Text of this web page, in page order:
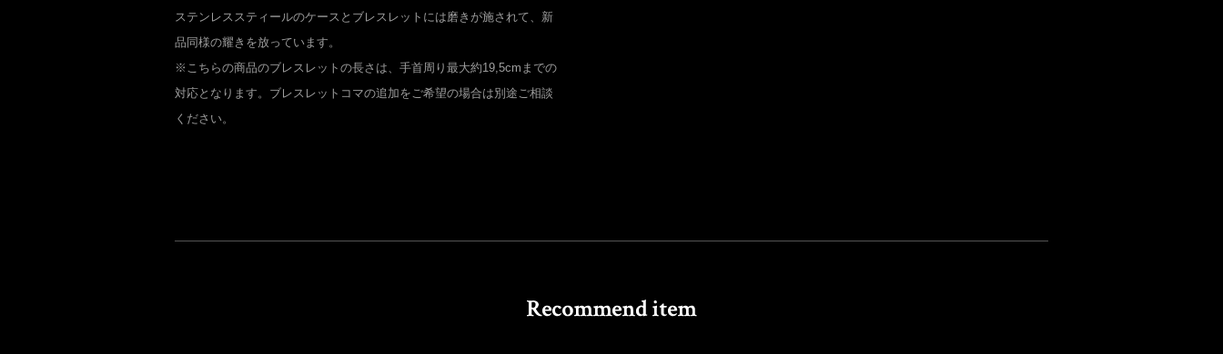
ステンレススティールのケースとブレスレットには磨きが施されて、新
品同様の耀きを放っています。
※こちらの商品のブレスレットの長さは、手首周り最大約19,5cmまでの
対応となります。ブレスレットコマの追加をご希望の場合は別途ご相談
ください。